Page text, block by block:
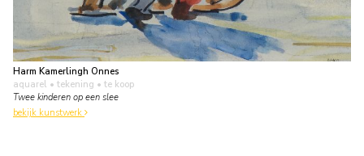
Harm Kamerlingh Onnes
aquarel • tekening • te koop
Twee kinderen op een slee
bekijk kunstwerk